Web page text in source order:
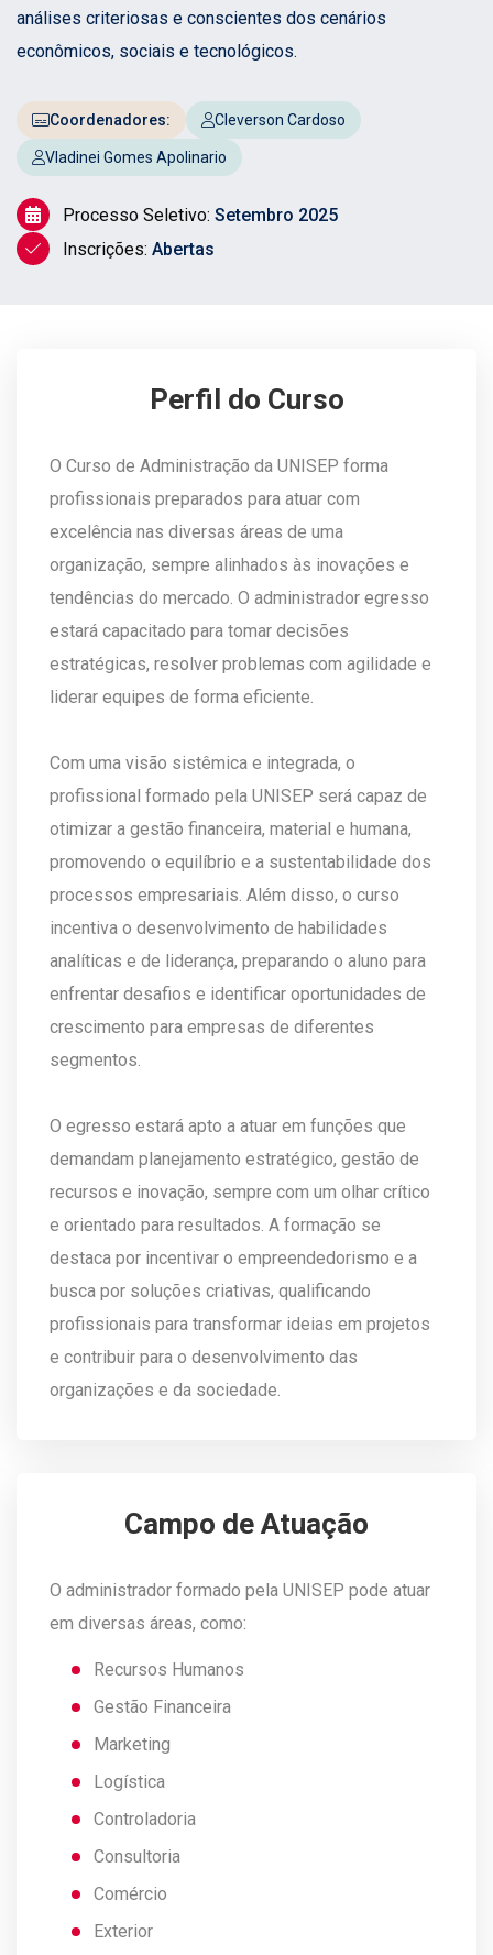
análises criteriosas e conscientes dos cenários
econômicos, sociais e tecnológicos.
Coordenadores: Cleverson Cardoso
Vladinei Gomes Apolinario
Processo Seletivo: Setembro 2025
Inscrições: Abertas
Perfil do Curso
O Curso de Administração da UNISEP forma
profissionais preparados para atuar com
excelência nas diversas áreas de uma
organização, sempre alinhados às inovações e
tendências do mercado. O administrador egresso
estará capacitado para tomar decisões
estratégicas, resolver problemas com agilidade e
liderar equipes de forma eficiente.
Com uma visão sistêmica e integrada, o
profissional formado pela UNISEP será capaz de
otimizar a gestão financeira, material e humana,
promovendo o equilíbrio e a sustentabilidade dos
processos empresariais. Além disso, o curso
incentiva o desenvolvimento de habilidades
analíticas e de liderança, preparando o aluno para
enfrentar desafios e identificar oportunidades de
crescimento para empresas de diferentes
segmentos.
O egresso estará apto a atuar em funções que
demandam planejamento estratégico, gestão de
recursos e inovação, sempre com um olhar crítico
e orientado para resultados. A formação se
destaca por incentivar o empreendedorismo e a
busca por soluções criativas, qualificando
profissionais para transformar ideias em projetos
e contribuir para o desenvolvimento das
organizações e da sociedade.
Campo de Atuação
O administrador formado pela UNISEP pode atuar
em diversas áreas, como:
Recursos Humanos
Gestão Financeira
Marketing
Logística
Controladoria
Consultoria
Comércio
Exterior